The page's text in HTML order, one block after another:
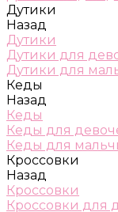
Дутики
Назад
Дутики
Дутики для
Дутики для
Кеды
Назад
Кеды
Кеды для
Кеды для
Кроссовки
Назад
Кроссовки
Кроссовки для